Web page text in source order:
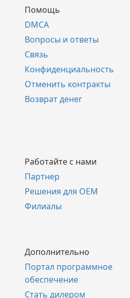
Помощь
DMCA
Вопросы и ответы
Связь
Конфиденциальность
Отменить контракты
Возврат денег
Работайте с нами
Партнер
Решения для OEM
Филиалы
Дополнительно
Портал программное
обеспечение
Стать дилером